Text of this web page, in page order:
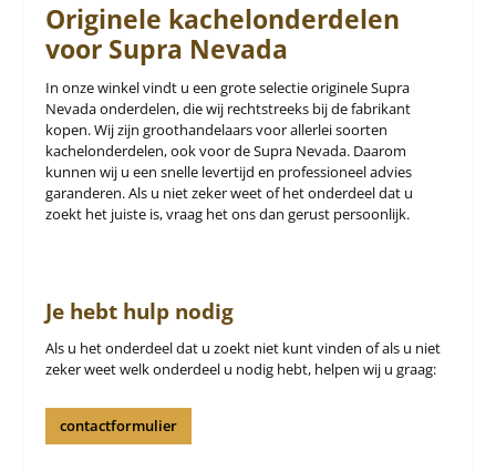
Originele kachelonderdelen
voor Supra Nevada
In onze winkel vindt u een grote selectie originele Supra
Nevada onderdelen, die wij rechtstreeks bij de fabrikant
kopen. Wij zijn groothandelaars voor allerlei soorten
kachelonderdelen, ook voor de Supra Nevada. Daarom
kunnen wij u een snelle levertijd en professioneel advies
garanderen. Als u niet zeker weet of het onderdeel dat u
zoekt het juiste is, vraag het ons dan gerust persoonlijk.
Je hebt hulp nodig
Als u het onderdeel dat u zoekt niet kunt vinden of als u niet
zeker weet welk onderdeel u nodig hebt, helpen wij u graag:
contactformulier